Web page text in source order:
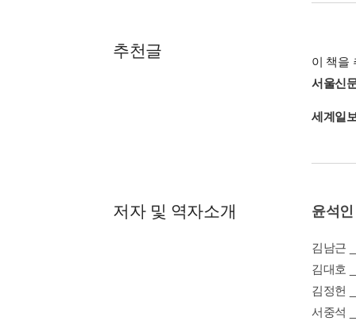
추천글
이 책을
서울신
세계일
저자 및 역자소개 윤석
김남근
김대호
김정헌
서중석